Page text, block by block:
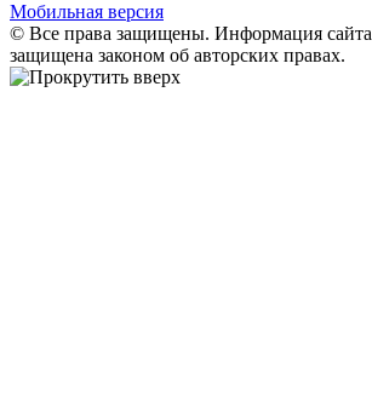
Мобильная версия
© Все права защищены. Информация сайта
защищена законом об авторских правах.